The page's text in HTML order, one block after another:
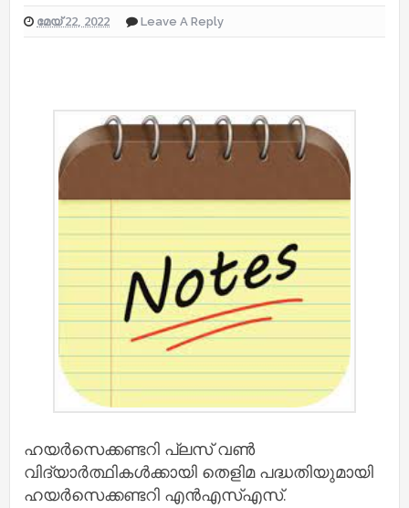
മേയ് 22, 2022 Leave A Reply
ഹയർസെക്കണ്ടറി പ്ലസ് വൺ
വിദ്യാർത്ഥികൾക്കായി തെളിമ പദ്ധതിയുമായി
ഹയർസെക്കണ്ടറി എൻഎസ്എസ്.